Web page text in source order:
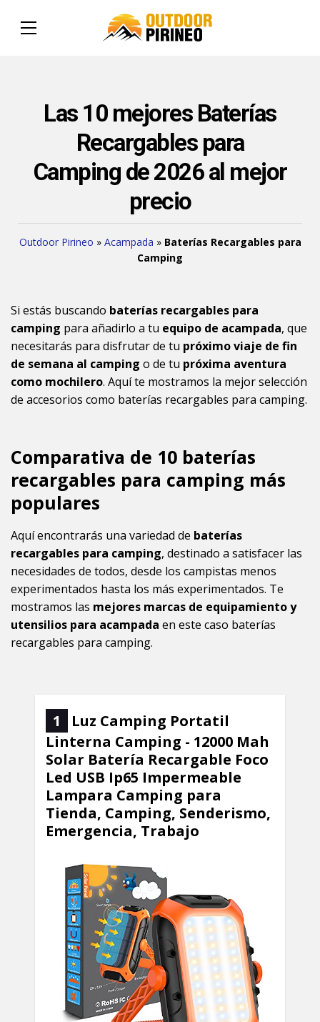
Las 10 mejores Baterías
Recargables para
Camping de 2026 al mejor
precio
Outdoor Pirineo » Acampada » Baterías Recargables para
Camping
Si estás buscando baterías recargables para
camping para añadirlo a tu equipo de acampada, que
necesitarás para disfrutar de tu próximo viaje de fin
de semana al camping o de tu próxima aventura
como mochilero. Aquí te mostramos la mejor selección
de accesorios como baterías recargables para camping.
Comparativa de 10 baterías
recargables para camping más
populares
Aquí encontrarás una variedad de baterías
recargables para camping, destinado a satisfacer las
necesidades de todos, desde los campistas menos
experimentados hasta los más experimentados. Te
mostramos las mejores marcas de equipamiento y
utensilios para acampada en este caso baterías
recargables para camping.
1
Luz Camping Portatil
Linterna Camping - 12000 Mah
Solar Batería Recargable Foco
Led USB Ip65 Impermeable
Lampara Camping para
Tienda, Camping, Senderismo,
Emergencia, Trabajo